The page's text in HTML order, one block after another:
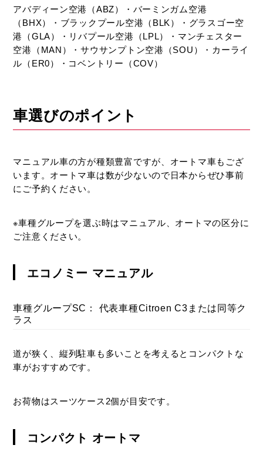
ト
を
ご
紹
介
り
アバディーン空港（ABZ）・バーミンガム空港
（BHX）・ブラックプール空港（BLK）・グラスゴー空
港（GLA）・リバプール空港（LPL）・マンチェスター
空港（MAN）・サウサンプトン空港（SOU）・カーライ
ル（ER0）・コベントリー（COV）
車選びのポイント
マニュアル車の方が種類豊富ですが、オートマ車もござ
います。オートマ車は数が少ないので日本からぜひ事前
にご予約ください。
※車種グループを選ぶ時はマニュアル、オートマの区分に
ご注意ください。
エコノミー マニュアル
車種グループSC： 代表車種Citroen C3または同等ク
ラス
道が狭く、縦列駐車も多いことを考えるとコンパクトな
車がおすすめです。
お荷物はスーツケース2個が目安です。
コンパクト オートマ